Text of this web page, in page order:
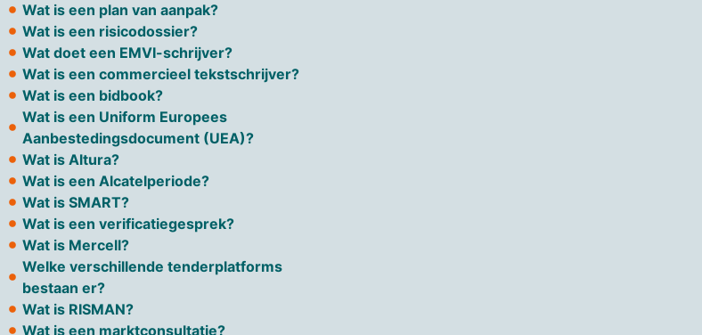
Wat is een plan van aanpak?
Wat is een risicodossier?
Wat doet een EMVI-schrijver?
Wat is een commercieel tekstschrijver?
Wat is een bidbook?
Wat is een Uniform Europees
Aanbestedingsdocument (UEA)?
Wat is Altura?
Wat is een Alcatelperiode?
Wat is SMART?
Wat is een verificatiegesprek?
Wat is Mercell?
Welke verschillende tenderplatforms
bestaan er?
Wat is RISMAN?
Wat is een marktconsultatie?